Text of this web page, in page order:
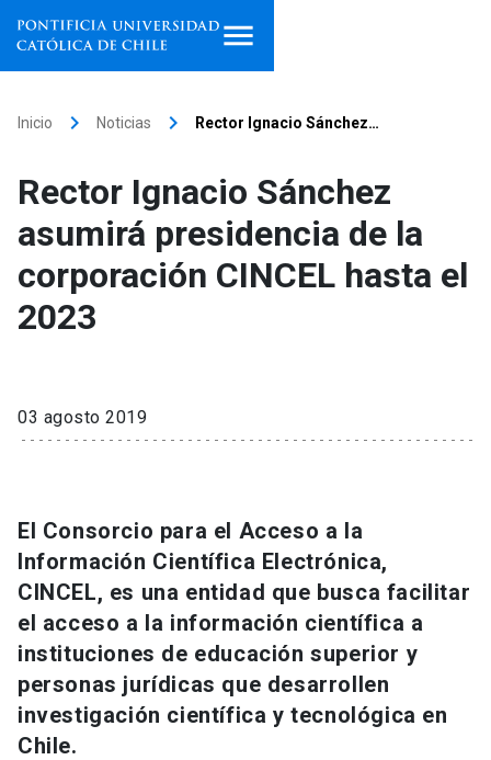
Facultades, escuelas e
institutos
Investigación
Información para keyboard_arrow_down
Futuros estudiantes
Académicos
Go to english site launch
ACCESOS DIRECTOS
Admisión launch
Inicio keyboard_arrow_right Noticias keyboard_arrow_right Rector Ignacio Sánchez…
Rector Ignacio Sánchez
asumirá presidencia de la
corporación CINCEL hasta el
2023
03 agosto 2019
El Consorcio para el Acceso a la
Información Científica Electrónica,
CINCEL, es una entidad que busca facilitar
el acceso a la información científica a
instituciones de educación superior y
personas jurídicas que desarrollen
investigación científica y tecnológica en
Chile.